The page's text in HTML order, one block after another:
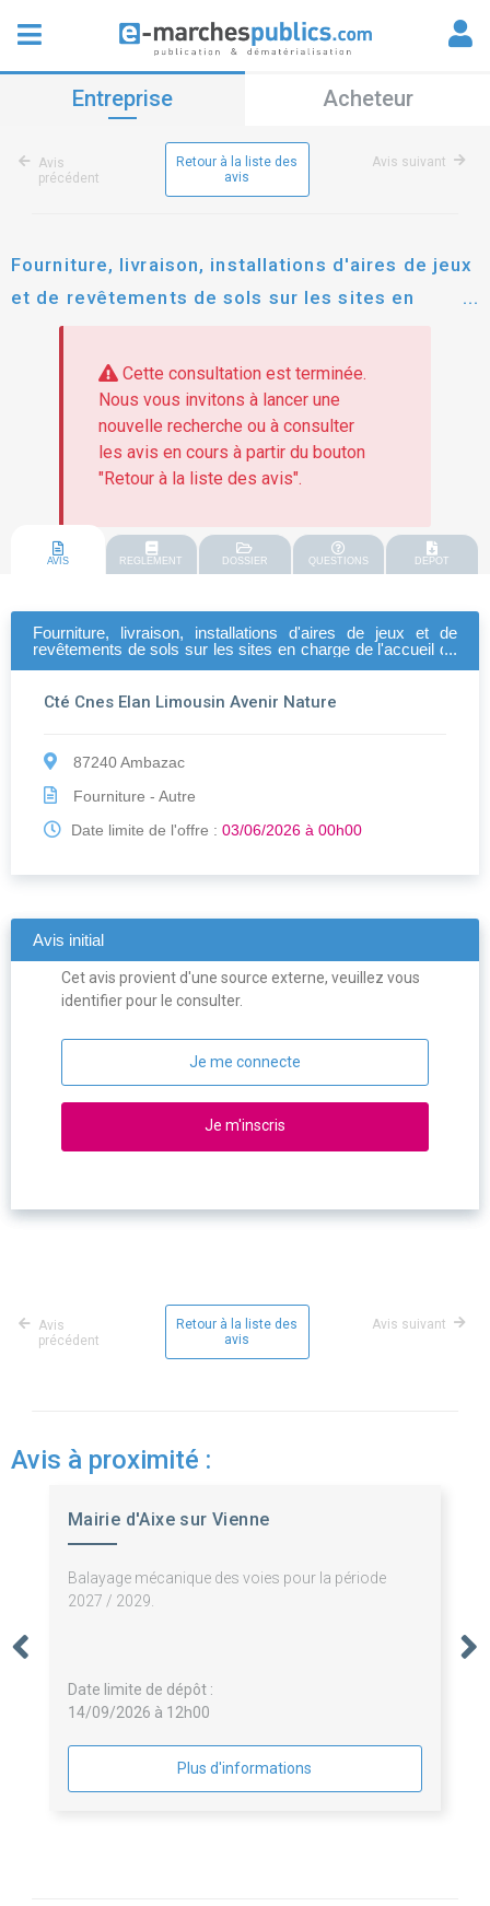
Entreprise Acheteur
Avis
précédent
Retour à la liste des
avis
Avis suivant
Fourniture, livraison, installations d'aires de jeux
et de revêtements de sols sur les sites en
charge de l'accueil de l'enfance et de la petite
enfance sur le territoire de la communauté de
communes elan limousin avenir nature
Cette consultation est terminée.
Nous vous invitons à lancer une
nouvelle recherche ou à consulter
les avis en cours à partir du bouton
"Retour à la liste des avis".
AVIS REGLEMENT DOSSIER QUESTIONS DEPOT
Fourniture, livraison, installations d'aires de jeux et de
revêtements de sols sur les sites en charge de l'accueil de
Cté Cnes Elan Limousin Avenir Nature
87240 Ambazac
Fourniture - Autre
Date limite de l'offre : 03/06/2026 à 00h00
Avis initial
Cet avis provient d'une source externe, veuillez vous
identifier pour le consulter.
Je me connecte
Je m'inscris
Avis
précédent
Retour à la liste des
avis
Avis suivant
Avis à proximité :
Mairie d'Aixe sur Vienne
Balayage mécanique des voies pour la période
2027 / 2029.
Date limite de dépôt :
14/09/2026 à 12h00
Plus d'informations